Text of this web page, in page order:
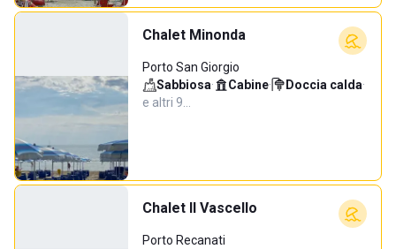
Chalet Minonda
Porto San Giorgio
Sabbiosa· Cabine· Doccia calda·
e altri 9…
Chalet Il Vascello
Porto Recanati